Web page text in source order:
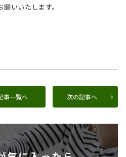
いいたします。
事一覧へ 次の記事へ